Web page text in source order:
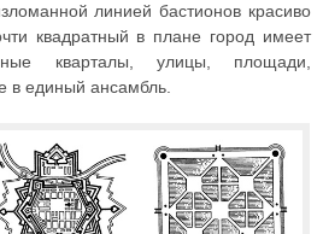
линией бастионов красиво
квадратный в плане город имеет
кварталы, улицы, площади,
в единый ансамбль.